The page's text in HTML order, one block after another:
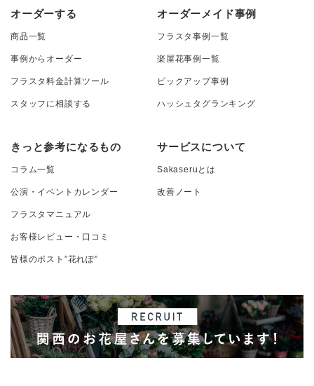
オーダーする
商品一覧
事例からオーダー
フラスタ料金計算ツール
スタッフに相談する
オーダーメイド事例
フラスタ事例一覧
楽屋花事例一覧
ピックアップ事例
ハッシュタグランキング
きっと参考になるもの
コラム一覧
公演・イベントカレンダー
フラスタマニュアル
お客様レビュー・口コミ
皆様のポスト”花れぽ”
サービスについて
Sakaseruとは
改善ノート